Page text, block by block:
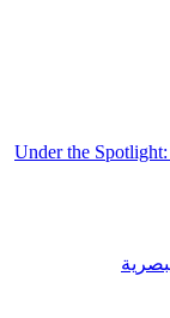
معرض تحت الأضواء: فساتين السجادة الحمراء Under the Spotlight: